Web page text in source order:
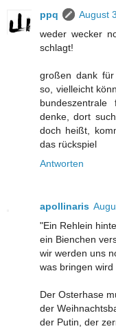
ppq
August
weder wecker
schlagt!
großen dank
so, vielleicht
denke, dort
doch heißt,
das rückspiel
Antworten
apollinaris
"Ein Rehlein
ein Bienchen
wir werden uns
was bringen wird
Der Osterhase
der
der Putin, der